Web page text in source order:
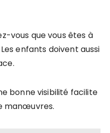
vous que vous êtes à
enfants doivent aussi
bonne visibilité facilite
manœuvres.